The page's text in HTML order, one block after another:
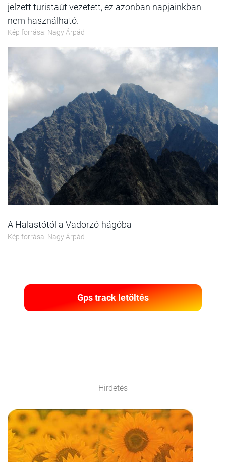
jelzett turistaút vezetett, ez azonban napjainkban
nem használható.
Kép forrása: Nagy Árpád
A Halastótól a Vadorzó-hágóba
Kép forrása: Nagy Árpád
Gps track letöltés
Hirdetés